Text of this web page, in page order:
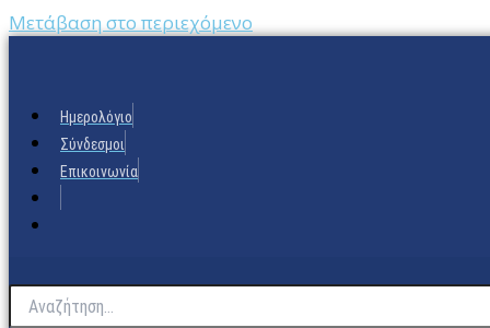
Μετάβαση στο περιεχόμενο
Ημερολόγιο
Σύνδεσμοι
Επικοινωνία